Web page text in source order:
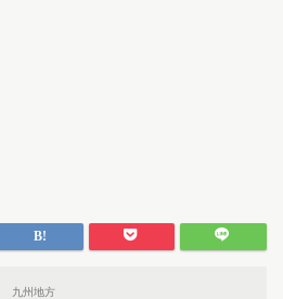
九州地方